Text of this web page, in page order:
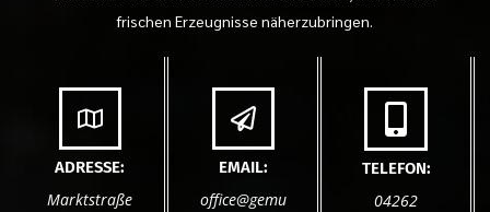
frischen Erzeugnisse näherzubringen.
ADRESSE:
Marktstraße
EMAIL:
office@gemu
TELEFON:
04262